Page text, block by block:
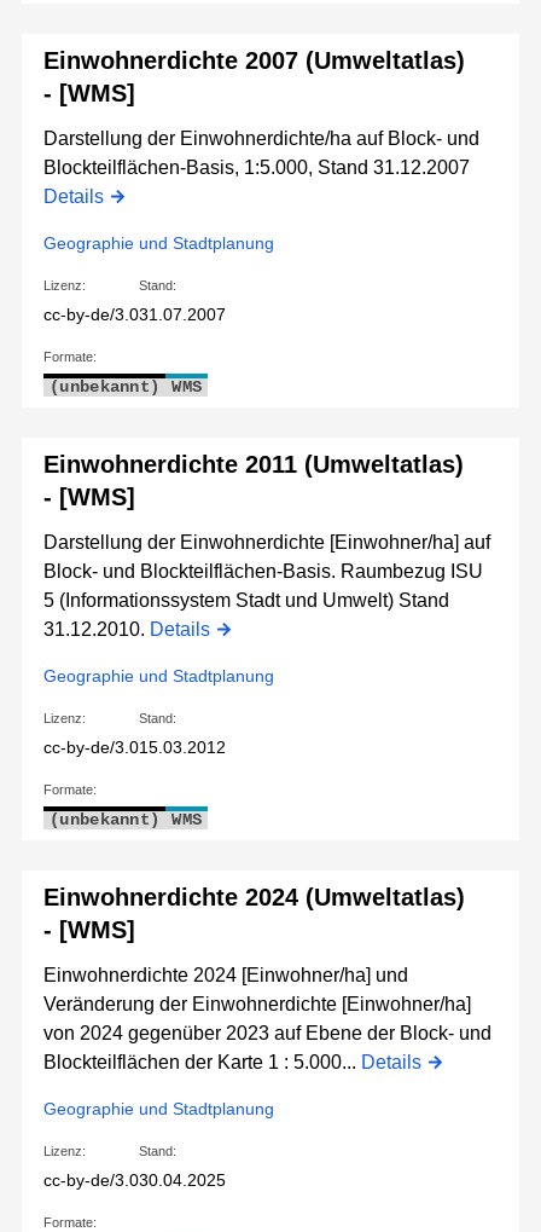
Einwohnerdichte 2007 (Umweltatlas)
- [WMS]
Darstellung der Einwohnerdichte/ha auf Block- und
Blockteilflächen-Basis, 1:5.000, Stand 31.12.2007
Details
Geographie und Stadtplanung
Lizenz:
cc-by-de/3.0
Stand:
31.07.2007
Formate:
(unbekannt) WMS
Einwohnerdichte 2011 (Umweltatlas)
- [WMS]
Darstellung der Einwohnerdichte [Einwohner/ha] auf
Block- und Blockteilflächen-Basis. Raumbezug ISU
5 (Informationssystem Stadt und Umwelt) Stand
31.12.2010. Details
Geographie und Stadtplanung
Lizenz:
cc-by-de/3.0
Stand:
15.03.2012
Formate:
(unbekannt) WMS
Einwohnerdichte 2024 (Umweltatlas)
- [WMS]
Einwohnerdichte 2024 [Einwohner/ha] und
Veränderung der Einwohnerdichte [Einwohner/ha]
von 2024 gegenüber 2023 auf Ebene der Block- und
Blockteilflächen der Karte 1 : 5.000... Details
Geographie und Stadtplanung
Lizenz:
cc-by-de/3.0
Stand:
30.04.2025
Formate: